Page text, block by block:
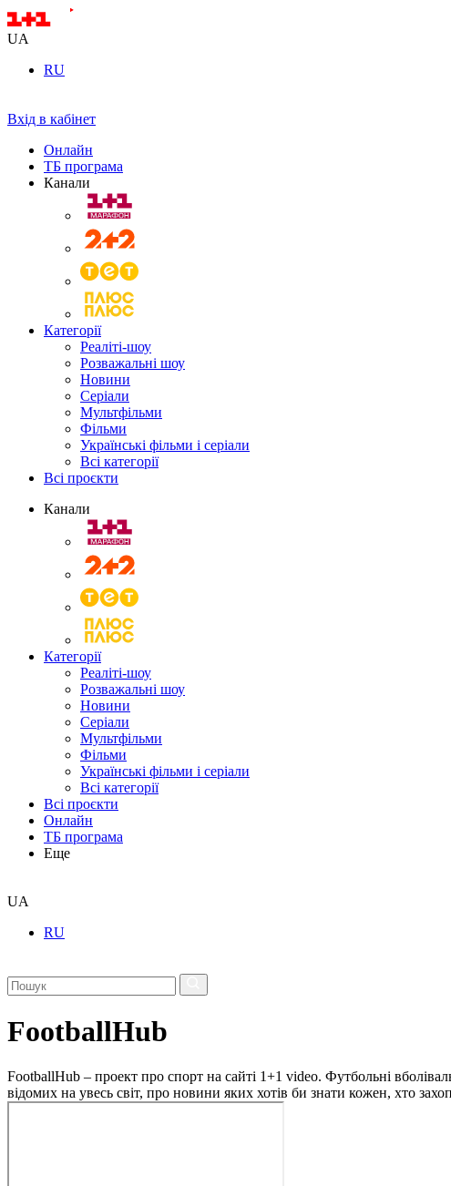
UA
RU
Вхід в кабінет
Онлайн
ТБ програма
Канали
Категорії
Реаліті-шоу
Розважальні шоу
Новини
Серіали
Мультфільми
Фільми
Українські фільми і серіали
Всі категорії
Всі проєкти
Канали
Категорії
Реаліті-шоу
Розважальні шоу
Новини
Серіали
Мультфільми
Фільми
Українські фільми і серіали
Всі категорії
Всі проєкти
Онлайн
ТБ програма
Еще
UA
RU
FootballHub
FootballHub – проект про спорт на сайті 1+1 video. Футбольні
відомих на увесь світ, про новини яких хотів би знати кожен, хто